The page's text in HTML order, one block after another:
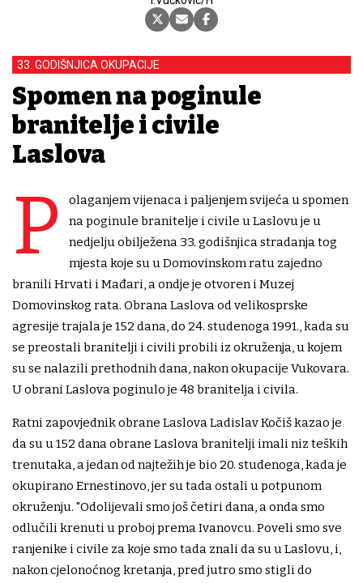
33. GODIŠNJICA OKUPACIJE
Spomen na poginule
branitelje i civile
Laslova
P
olaganjem vijenaca i paljenjem svijeća u spomen
na poginule branitelje i civile u Laslovu je u
nedjelju obilježena 33. godišnjica stradanja tog
mjesta koje su u Domovinskom ratu zajedno
branili Hrvati i Mađari, a ondje je otvoren i Muzej
Domovinskog rata. Obrana Laslova od velikosprske
agresije trajala je 152 dana, do 24. studenoga 1991., kada su
se preostali branitelji i civili probili iz okruženja, u kojem
su se nalazili prethodnih dana, nakon okupacije Vukovara.
U obrani Laslova poginulo je 48 branitelja i civila.
Ratni zapovjednik obrane Laslova Ladislav Kočiš kazao je
da su u 152 dana obrane Laslova branitelji imali niz teških
trenutaka, a jedan od najtežih je bio 20. studenoga, kada je
okupirano Ernestinovo, jer su tada ostali u potpunom
okruženju. "Odolijevali smo još četiri dana, a onda smo
odlučili krenuti u proboj prema Ivanovcu. Poveli smo sve
ranjenike i civile za koje smo tada znali da su u Laslovu, i,
nakon cjelonoćnog kretanja, pred jutro smo stigli do